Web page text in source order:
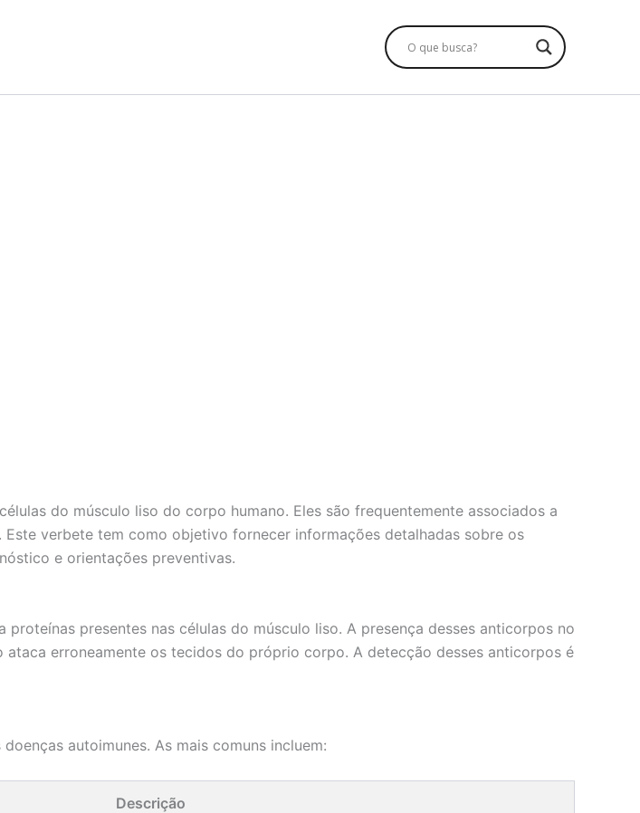
do músculo liso do corpo humano. Eles são frequentemente associados a
verbete tem como objetivo fornecer informações detalhadas sobre os
e orientações preventivas.
presentes nas células do músculo liso. A presença desses anticorpos no
erroneamente os tecidos do próprio corpo. A detecção desses anticorpos é
autoimunes. As mais comuns incluem:
Descrição